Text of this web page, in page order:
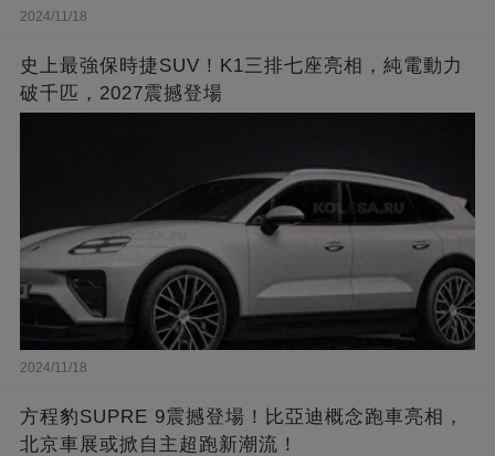
2024/11/18
史上最強保時捷SUV！K1三排七座亮相，純電動力
破千匹，2027震撼登場
2024/11/18
方程豹SUPRE 9震撼登場！比亞迪概念跑車亮相，
北京車展或掀自主超跑新潮流！